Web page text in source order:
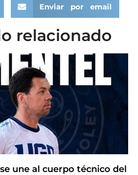
Enviar por email
relacionado
une al cuerpo técnico del